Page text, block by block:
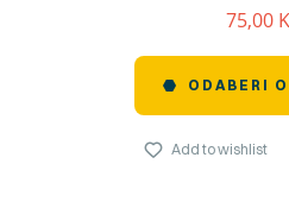
75,00
ODABERI
Add to wishlist